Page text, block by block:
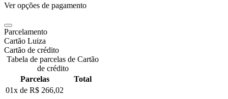
Ver opções de pagamento
Parcelamento
Cartão Luiza
Cartão de crédito
Tabela de parcelas de Cartão
de crédito
Parcelas
Total
01x de R$ 266,02